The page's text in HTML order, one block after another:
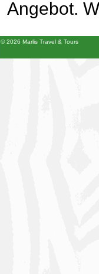
Angebot.
© 2026 Marlis Travel & Tours